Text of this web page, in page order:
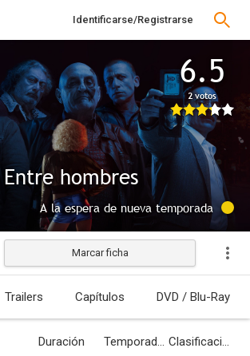
Identificarse/Registrarse
6.5
2 votos
Entre hombres
A la espera de nueva temporada
Marcar ficha
Trailers Capítulos DVD / Blu-Ray
Duración Temporadas Clasificación por edades